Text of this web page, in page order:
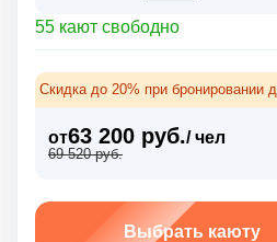
55 кают свободно
Скидка до 20% при бронировании
от63 200 руб./ чел
69 520 руб.
Выбрать каюту